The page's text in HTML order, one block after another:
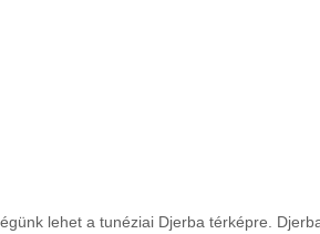
lehet a tunéziai Djerba térképre.